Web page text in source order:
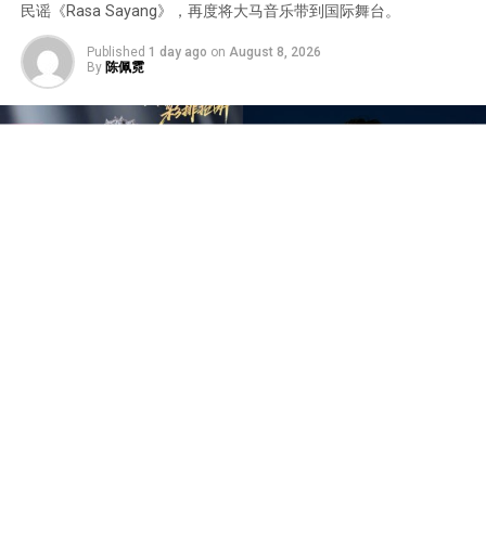
民谣《Rasa Sayang》，再度将大马音乐带到国际舞台。
Published 1 day ago on August 8, 2026
By 陈佩霓